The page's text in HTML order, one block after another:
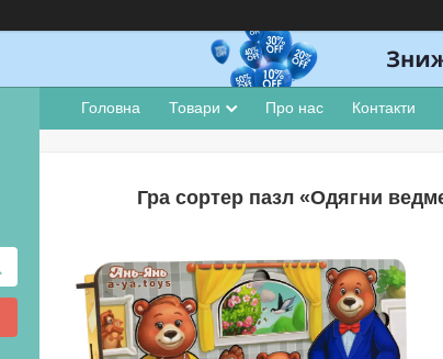
Головна Товари Про нас Контакти
Гра сортер пазл «Одягни